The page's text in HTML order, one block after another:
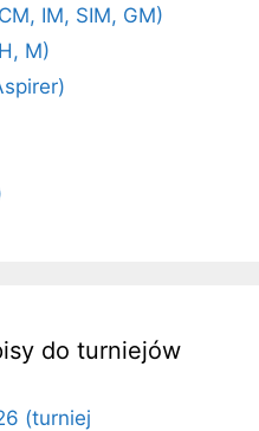
IM, SIM, GM)
M)
do turniejów
(turniej